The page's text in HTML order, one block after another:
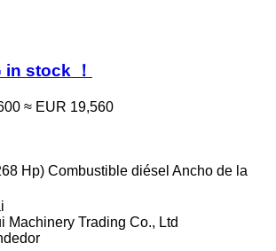
stock ！
≈ EUR 19,560
Hp) Combustible diésel Ancho de la
Machinery Trading Co., Ltd